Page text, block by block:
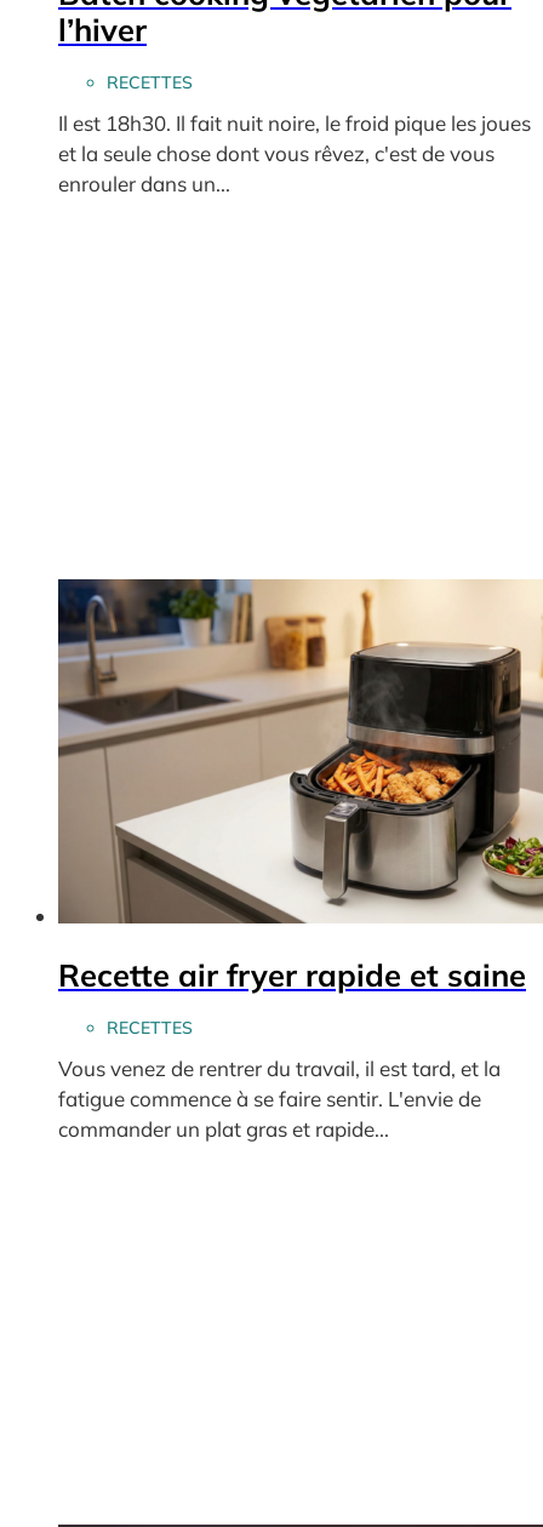
l’hiver
RECETTES
Il est 18h30. Il fait nuit noire, le froid pique les joues
et la seule chose dont vous rêvez, c'est de vous
enrouler dans un...
Recette air fryer rapide et saine
RECETTES
Vous venez de rentrer du travail, il est tard, et la
fatigue commence à se faire sentir. L'envie de
commander un plat gras et rapide...